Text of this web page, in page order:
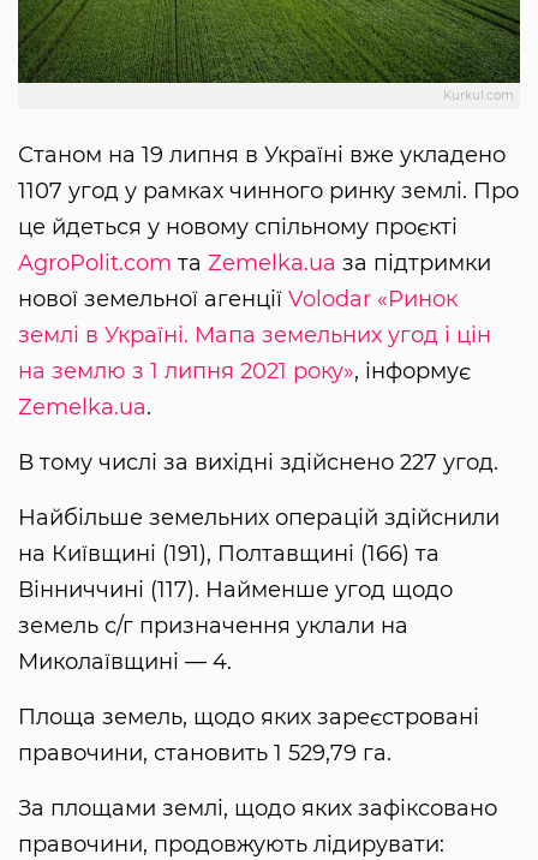
Kurkul.com
Станом на 19 липня в Україні вже укладено
1107 угод у рамках чинного ринку землі. Про
це йдеться у новому спільному проєкті
AgroPolit.com та Zemelka.ua за підтримки
нової земельної агенції Volodar «Ринок
землі в Україні. Мапа земельних угод і цін
на землю з 1 липня 2021 року», інформує
Zemelka.ua.
В тому числі за вихідні здійснено 227 угод.
Найбільше земельних операцій здійснили
на Київщині (191), Полтавщині (166) та
Вінниччині (117). Найменше угод щодо
земель с/г призначення уклали на
Миколаївщині — 4.
Площа земель, щодо яких зареєстровані
правочини, становить 1 529,79 га.
За площами землі, щодо яких зафіксовано
правочини, продовжують лідирувати: